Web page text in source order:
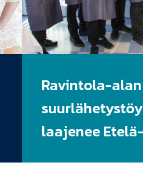
Ravintola-
laajenee